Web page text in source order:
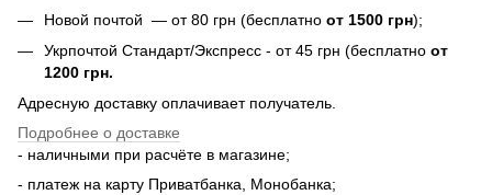
Новой почтой — от 80 грн (бесплатно от 1500 грн);
Укрпочтой Стандарт/Экспресс - от 45 грн (бесплатно от
1200 грн.
Адресную доставку оплачивает получатель.
Подробнее о доставке
- наличными при расчёте в магазине;
- платеж на карту Приватбанка, Монобанка;